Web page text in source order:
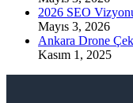
2026 SEO
Mayıs 3, 2026
Ankara Drone
Kasım 1, 2025